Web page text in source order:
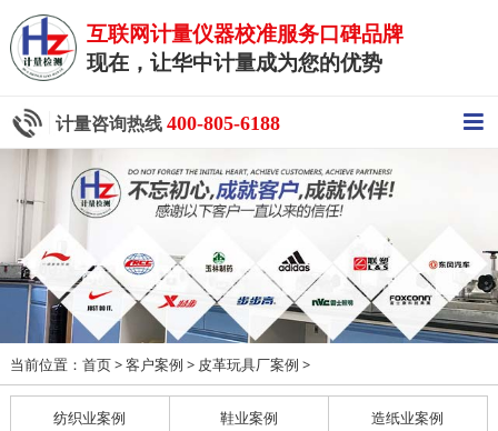
互联网计量仪器校准服务口碑品牌
现在，让华中计量成为您的优势
计量咨询热线 400-805-6188
当前位置： 首页> 客户案例 > 皮革玩具厂案例 >
纺织业案例 鞋业案例 造纸业案例